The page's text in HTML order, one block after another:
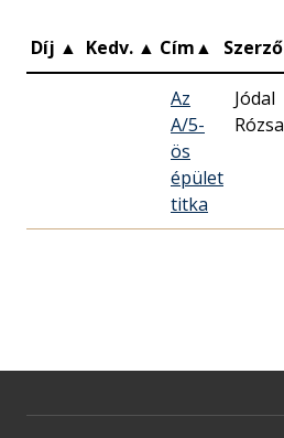
Díj ▲ Kedv. ▲ Cím▲ Szerző
Az
A/5-
ös
épület
titka
Jódal
Rózsa